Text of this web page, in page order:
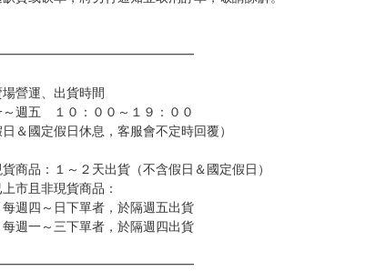
額將退回至買動漫錢包。
精品為受注代購性質，結單後恕無法取消，請慎重下單。
精品圖像僅供參考，設計及式樣請以實際商品為準，可能有色差。
後1個月-2個月抵台。
缺貨或砍單，將另行通知並取消訂單，敬請諒解。